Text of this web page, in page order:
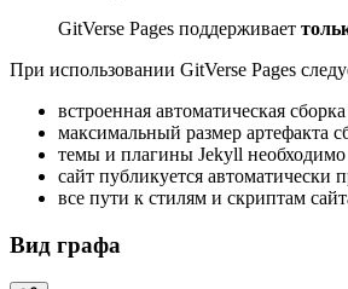
GitVerse Pages поддерживает
При использовании GitVerse Pages
встроенная автоматическая
максимальный размер артефакта
темы и плагины Jekyll необходимо
сайт публикуется автоматически
все пути к стилям и скриптам
Вид графа